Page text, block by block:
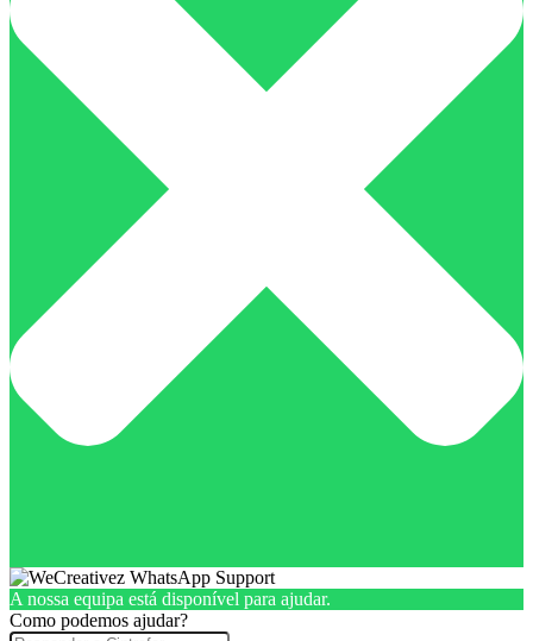
A nossa equipa está disponível para ajudar.
Como podemos ajudar?